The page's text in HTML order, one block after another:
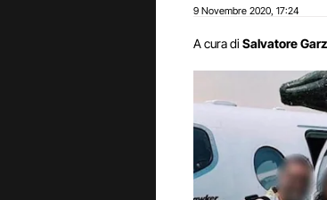
9 Novembre 2020 17:24
A cura di Salvatore